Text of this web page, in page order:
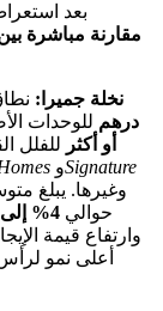
بعد
مقارنة مباشرة بين
نخلة جميرا:
درهم للوحدات
أو أكثر للفلل
وSignature
حوالي 4% إلى 6% سنويًا
وارتفاع قيمة
أعلى نمو